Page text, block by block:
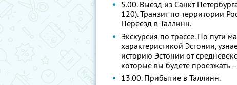
5.00. Выезд из Санкт
120). Транзит по территории
Переезд в Таллинн.
Экскурсия по трассе. По пути
характеристикой Эстонии,
историю Эстонии от
которые вы будете проезжать
13.00. Прибытие в Таллинн.